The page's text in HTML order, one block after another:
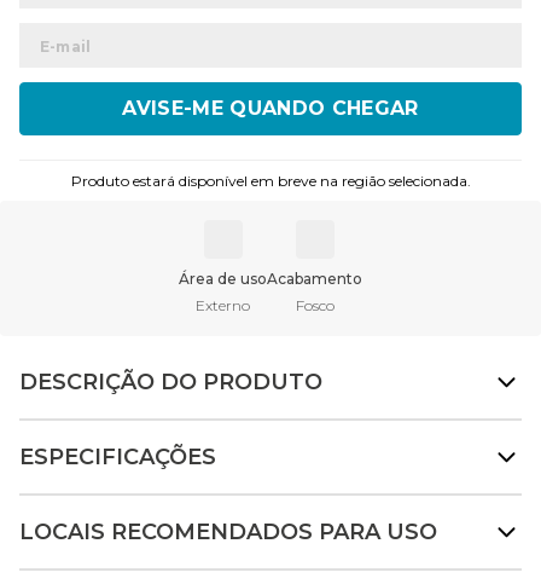
ENVIAR
Produto estará disponível em breve na região selecionada.
Área de uso
Externo
Acabamento
Fosco
DESCRIÇÃO DO PRODUTO
ESPECIFICAÇÕES
LOCAIS RECOMENDADOS PARA USO